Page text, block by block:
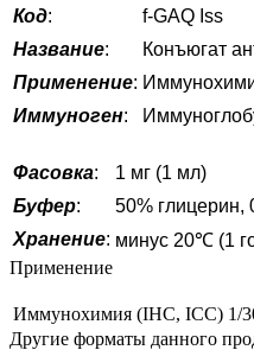
Код:
f-GAQ Iss
Название:
Конъюгат
Применение:
Иммуноген:
Фасовка:
1 мг (1 мл)
Буфер:
50%
Хранение: минус 20℃ (1
Применение
Иммунохимия (IHC, ICC) 1/
Другие форматы данного